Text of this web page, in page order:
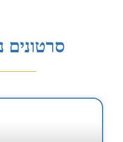
סרטונים